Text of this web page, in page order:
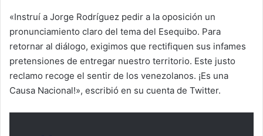
«Instruí a Jorge Rodríguez pedir a la oposición un
pronunciamiento claro del tema del Esequibo. Para
retornar al diálogo, exigimos que rectifiquen sus infames
pretensiones de entregar nuestro territorio. Este justo
reclamo recoge el sentir de los venezolanos. ¡Es una
Causa Nacional!», escribió en su cuenta de Twitter.